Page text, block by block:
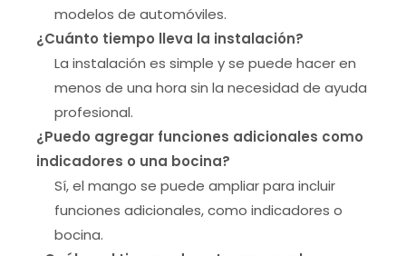
modelos de automóviles.
¿Cuánto tiempo lleva la instalación?
La instalación es simple y se puede hacer en
menos de una hora sin la necesidad de ayuda
profesional.
¿Puedo agregar funciones adicionales como
indicadores o una bocina?
Sí, el mango se puede ampliar para incluir
funciones adicionales, como indicadores o
bocina.